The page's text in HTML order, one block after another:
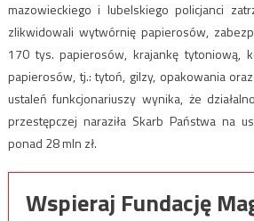
mazowieckiego i lubelskiego policjanci
zlikwidowali wytwórnię papierosów,
170 tys. papierosów, krajankę tytoniową,
papierosów, tj.: tytoń, gilzy, opakowania
ustaleń funkcjonariuszy wynika, że
przestępczej naraziła Skarb Państwa na
ponad 28 mln zł.
Wspieraj Fundację